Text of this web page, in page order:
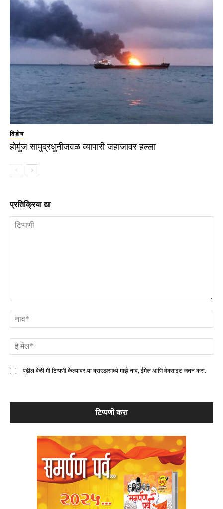
विशेष
होर्मुज सामुद्रधुनीजवळ व्यापारी जहाजावर हल्ला
प्रतिक्रिया द्या
पुढील वेळी मी टिप्पणी केल्यावर या ब्राउझरमध्ये माझे नाव, ईमेल आणि वेबसाइट जतन करा.